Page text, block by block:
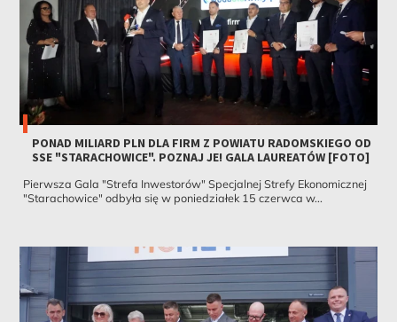
PONAD MILIARD PLN DLA FIRM Z POWIATU RADOMSKIEGO OD
SSE "STARACHOWICE". POZNAJ JE! GALA LAUREATÓW [FOTO]
Pierwsza Gala "Strefa Inwestorów" Specjalnej Strefy Ekonomicznej
"Starachowice" odbyła się w poniedziałek 15 czerwca w...